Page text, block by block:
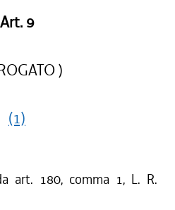
Art. 9
)
(1)
art. 180, comma 1, L. R.